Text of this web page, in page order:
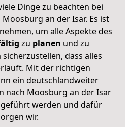
Dinge zu beachten bei
an der Isar. Es ist
um alle Aspekte des
zu planen und zu
sicherzustellen, dass alles
Mit der richtigen
ein deutschlandweiter
nach Moosburg an der Isar
werden und dafür
wir.